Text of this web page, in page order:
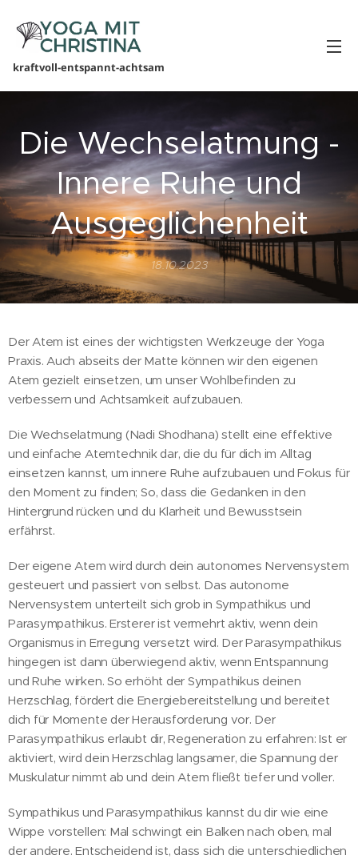
kraftvoll-entspannt-achtsam
Die Wechselatmung -
Innere Ruhe und
Ausgeglichenheit
18.10.2023
Der Atem ist eines der wichtigsten Werkzeuge der Yoga
Praxis. Auch abseits der Matte können wir den eigenen
Atem gezielt einsetzen, um unser Wohlbefinden zu
verbessern und Achtsamkeit aufzubauen.
Die Wechselatmung (Nadi Shodhana) stellt eine effektive
und einfache Atemtechnik dar, die du für dich im Alltag
einsetzen kannst, um innere Ruhe aufzubauen und Fokus für
den Moment zu finden; So, dass die Gedanken in den
Hintergrund rücken und du Klarheit und Bewusstsein
erfährst.
Der eigene Atem wird durch dein autonomes Nervensystem
gesteuert und passiert von selbst. Das autonome
Nervensystem unterteilt sich grob in Sympathikus und
Parasympathikus. Ersterer ist vermehrt aktiv, wenn dein
Organismus in Erregung versetzt wird. Der Parasympathikus
hingegen ist dann überwiegend aktiv, wenn Entspannung
und Ruhe wirken. So erhöht der Sympathikus deinen
Herzschlag, fördert die Energiebereitstellung und bereitet
dich für Momente der Herausforderung vor. Der
Parasympathikus erlaubt dir, Regeneration zu erfahren: Ist er
aktiviert, wird dein Herzschlag langsamer, die Spannung der
Muskulatur nimmt ab und dein Atem fließt tiefer und voller.
Sympathikus und Parasympathikus kannst du dir wie eine
Wippe vorstellen: Mal schwingt ein Balken nach oben, mal
der andere. Entscheidend ist, dass sich die unterschiedlichen